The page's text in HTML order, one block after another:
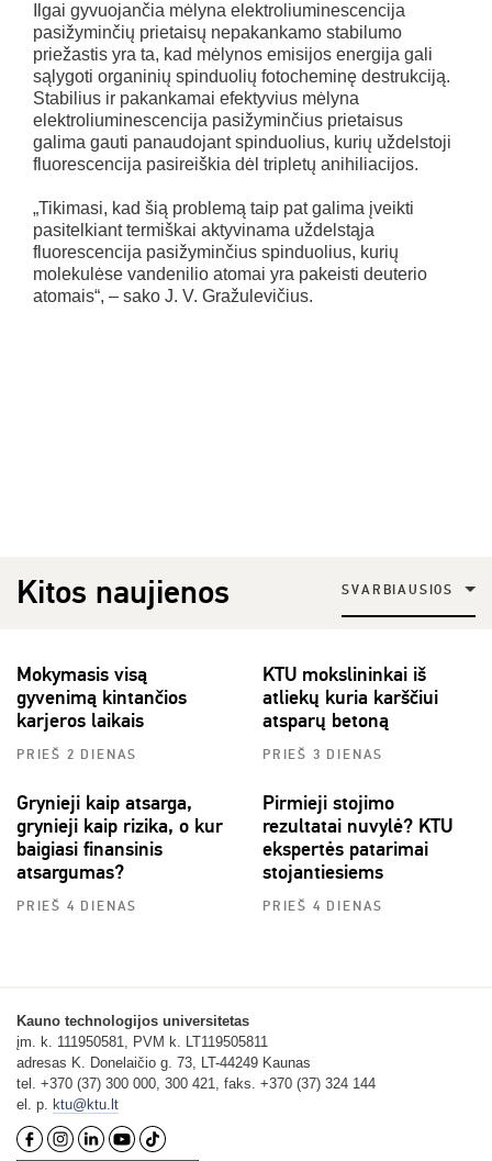
Ilgai gyvuojančia mėlyna elektroliuminescencija
pasižyminčių prietaisų nepakankamo stabilumo
priežastis yra ta, kad mėlynos emisijos energija gali
sąlygoti organinių spinduolių fotocheminę destrukciją.
Stabilius ir pakankamai efektyvius mėlyna
elektroliuminescencija pasižyminčius prietaisus
galima gauti panaudojant spinduolius, kurių uždelstoji
fluorescencija pasireiškia dėl tripletų anihiliacijos.
„Tikimasi, kad šią problemą taip pat galima įveikti
pasitelkiant termiškai aktyvinama uždelstąja
fluorescencija pasižyminčius spinduolius, kurių
molekulėse vandenilio atomai yra pakeisti deuterio
atomais“, – sako J. V. Gražulevičius.
Kitos naujienos SVARBIAUSIOS
Mokymasis visą
gyvenimą kintančios
karjeros laikais
PRIEŠ 2 DIENAS
KTU mokslininkai iš
atliekų kuria karščiui
atsparų betoną
PRIEŠ 3 DIENAS
Grynieji kaip atsarga,
grynieji kaip rizika, o kur
baigiasi finansinis
atsargumas?
PRIEŠ 4 DIENAS
Pirmieji stojimo
rezultatai nuvylė? KTU
ekspertės patarimai
stojantiesiems
PRIEŠ 4 DIENAS
Kauno technologijos universitetas
įm. k. 111950581, PVM k. LT119505811
adresas K. Donelaičio g. 73, LT-44249 Kaunas
tel. +370 (37) 300 000, 300 421, faks. +370 (37) 324 144
el. p. ktu@ktu.lt